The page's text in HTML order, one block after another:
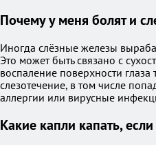
Почему у меня болят и
Иногда слёзные железы
Это может быть связано с
воспаление поверхности
слезотечение, в том числе
аллергии или вирусные
Какие капли капать, если